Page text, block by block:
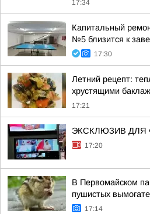
17:34
Капитальный
№5 близится к
17:30
Летний рецепт:
хрустящими
17:21
ЭКСКЛЮЗИВ ДЛЯ
17:20
В Первомайском
пушистых
17:14